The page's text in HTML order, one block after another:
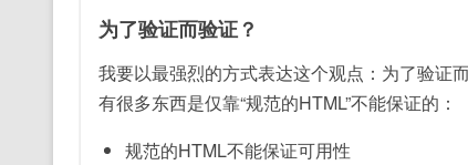
为了验证而验证？
我要以最强烈的方式表达这个观点：为了验证
有很多东西是仅靠“规范的HTML”不能保证的：
规范的HTML不能保证可用性